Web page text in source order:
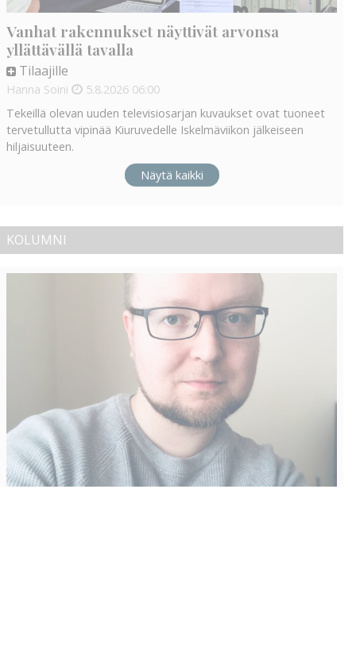
Vanhat rakennukset näyttivät arvonsa
yllättävällä tavalla
Tilaajille
Hanna Soini 5.8.2026 06:00
Tekeillä olevan uuden televisiosarjan kuvaukset ovat tuoneet
tervetullutta vipinää Kiuruvedelle Iskelmäviikon jälkeiseen
hiljaisuuteen.
Näytä kaikki
KOLUMNI